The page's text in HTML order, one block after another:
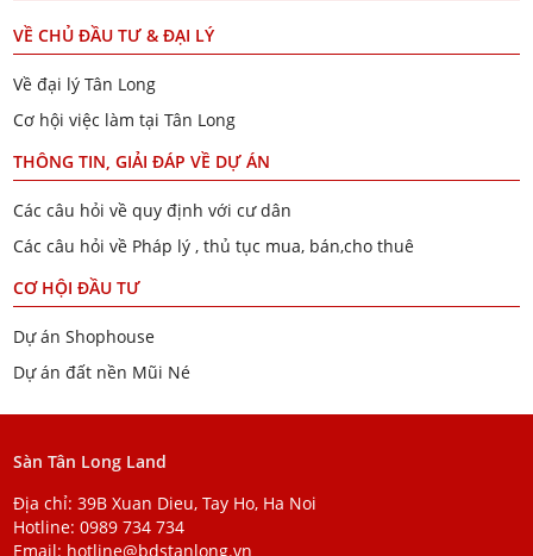
VỀ CHỦ ĐẦU TƯ & ĐẠI LÝ
Về đại lý Tân Long
Cơ hội việc làm tại Tân Long
THÔNG TIN, GIẢI ĐÁP VỀ DỰ ÁN
Các câu hỏi về quy định với cư dân
Các câu hỏi về Pháp lý , thủ tục mua, bán,cho thuê
CƠ HỘI ĐẦU TƯ
Dự án Shophouse
Dự án đất nền Mũi Né
Sàn Tân Long Land
Địa chỉ: 39B Xuan Dieu, Tay Ho, Ha Noi
Hotline:0989 734 734
Email: hotline@bdstanlong.vn